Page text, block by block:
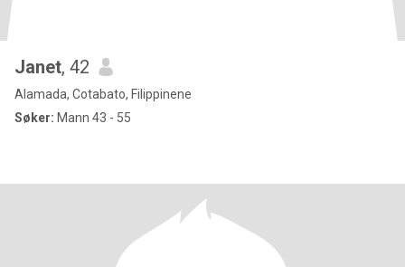
Janet, 42
Alamada, Cotabato, Filippinene
Søker: Mann 43 - 55